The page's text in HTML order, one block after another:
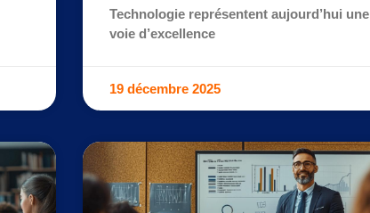
Technologie représentent aujourd’hui une
voie d’excellence
19 décembre 2025